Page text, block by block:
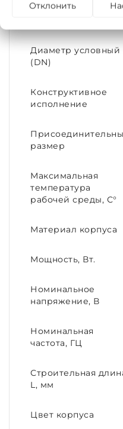
Тип соединения
Диаметр условный
(DN)
Конструктивное
исполнение
размер
Максимальная
температура
рабочей среды, С°
Материал корпуса
Мощность, Вт.
Номинальное
напряжение, В
Номинальная
частота, ГЦ
Строительная
L, мм
Цвет корпуса
Отклонить